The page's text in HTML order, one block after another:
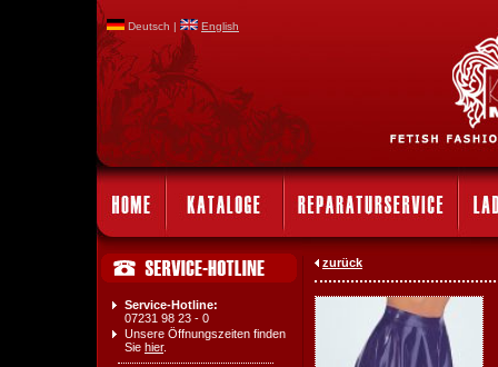
Deutsch | English
Service-Hotline:
07231 98 23 - 0
Unsere Öffnungszeiten finden
Sie hier.
zurück